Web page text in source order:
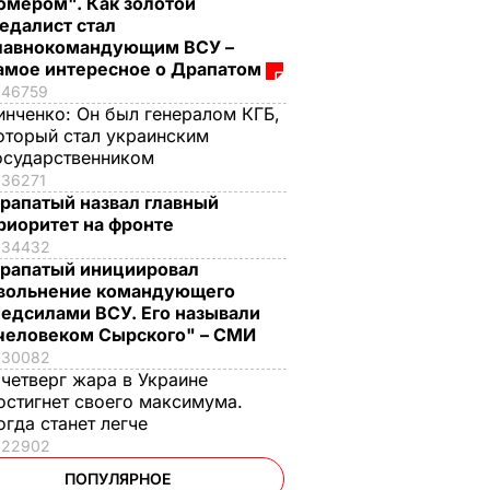
стал
ВСУ –
интересное о Драпатом
46759
Он был генералом КГБ,
стал украинским
36271
назвал главный
на фронте
34432
инициировал
командующего
ВСУ. Его называли
Сырского" – СМИ
30082
жара в Украине
своего максимума.
станет легче
22902
ПОПУЛЯРНОЕ